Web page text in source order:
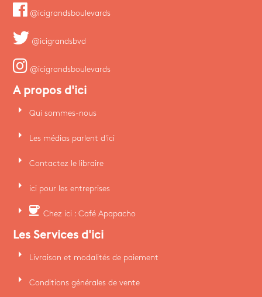
@icigrandsboulevards
@icigrandsbvd
@icigrandsboulevards
A propos d'ici
arrow_right Qui sommes-nous
arrow_right Les médias parlent d'ici
arrow_right Contactez le libraire
arrow_right ici pour les entreprises
arrow_right coffee Chez ici : Café Apapacho
Les Services d'ici
arrow_right Livraison et modalités de paiement
arrow_right Conditions générales de vente